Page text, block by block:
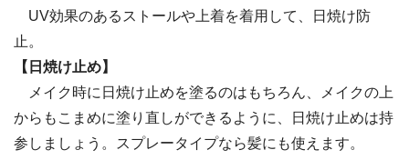
UV効果のあるストールや上着を着用して、日焼け防
止。
【日焼け止め】
メイク時に日焼け止めを塗るのはもちろん、メイクの上
からもこまめに塗り直しができるように、日焼け止めは持
参しましょう。スプレータイプなら髪にも使えます。